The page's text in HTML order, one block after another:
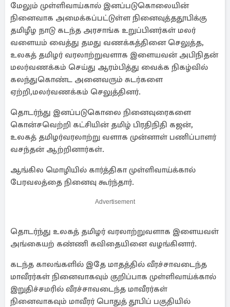
மேலும் முள்ளிவாய்கால் இனப்படுகொலையின்
நினைவாக அமைக்கப்பட்டுள்ள நினைவுத்ததூபிக்கு
தமிழீழ நாடு கடந்த அரசாங்க உறுப்பினர்கள் மலர்
வளையம் வைத்து தமது வணக்கத்தினை செலுத்த,
உலகத் தமிழர் வரலாற்றுவளாக இளையவன் அபிநிதன்
மலர்வணக்கம் செய்து ஆரம்பித்து வைக்க நிகழ்வில்
கலந்துகொண்ட அனைவரும் சுடர்களை
ஏற்றி,மலர்வணக்கம் செலுத்தினர்.
தொடர்ந்து இனப்படுகொலை நினைவுரைகளை
கொன்சவெற்றி கட்சியின் தமிழ் பிரதிநிதி கஜன்,
உலகத் தமிழர்வரலாற்று வளாக முன்னாள் பணிப்பாளர்
வசந்தன் ஆற்றினார்கள்.
ஆங்கில மொழியில் கார்த்திகா முள்ளிவாய்க்கால்
பேரவலத்தை நினைவு கூர்ந்தார்.
Advertisement
தொடர்ந்து உலகத் தமிழர் வரலாற்றுவளாக இளையவள்
அங்கையற் கண்ணி கவிதையினை வழங்கினார்.
கடந்த காலங்களில் இதே மாதத்தில் வீரச்சாவடைந்த
மாவீரர்கள் நினைவாகவும் குறிப்பாக முள்ளிவாய்க்கால்
இறுதிச்சமரில் வீரச்சாவடைந்த மாவீரர்கள்
நினைவாகவும் மாவீரர் பொதுத் தூபிப் பகுதியில்